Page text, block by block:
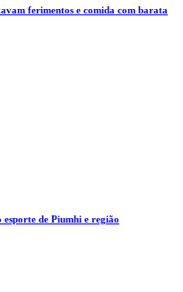
ferimentos e comida com barata
de Piumhi e região